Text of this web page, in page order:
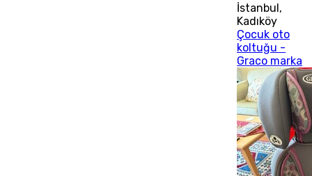
İstanbul,
Kadıköy
Çocuk oto
koltuğu -
Graco marka